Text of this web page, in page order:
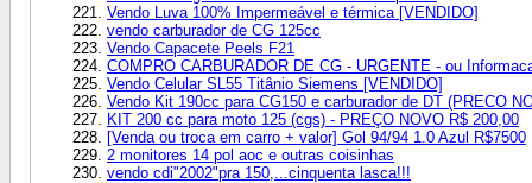
Vendo Luva 100% Impermeável e térmica [VENDIDO]
vendo carburador de CG 125cc
Vendo Capacete Peels F21
COMPRO CARBURADOR DE CG - URGENTE - ou
Vendo Celular SL55 Titânio Siemens [VENDIDO]
Vendo Kit 190cc para CG150 e carburador de DT (PRECO
KIT 200 cc para moto 125 (cgs) - PREÇO NOVO R$ 200,00
[Venda ou troca em carro + valor] Gol 94/94 1.0 Azul R$7500
2 monitores 14 pol aoc e outras coisinhas
vendo cdi"2002"pra 150,...cinquenta lasca!!!